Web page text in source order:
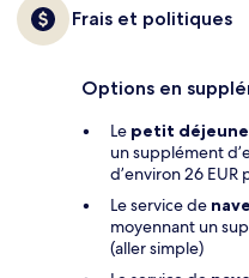
Frais et politiques
Options en
Le petit
un supplément
d’environ 26 EUR
Le service de
moyennant un
(aller simple)